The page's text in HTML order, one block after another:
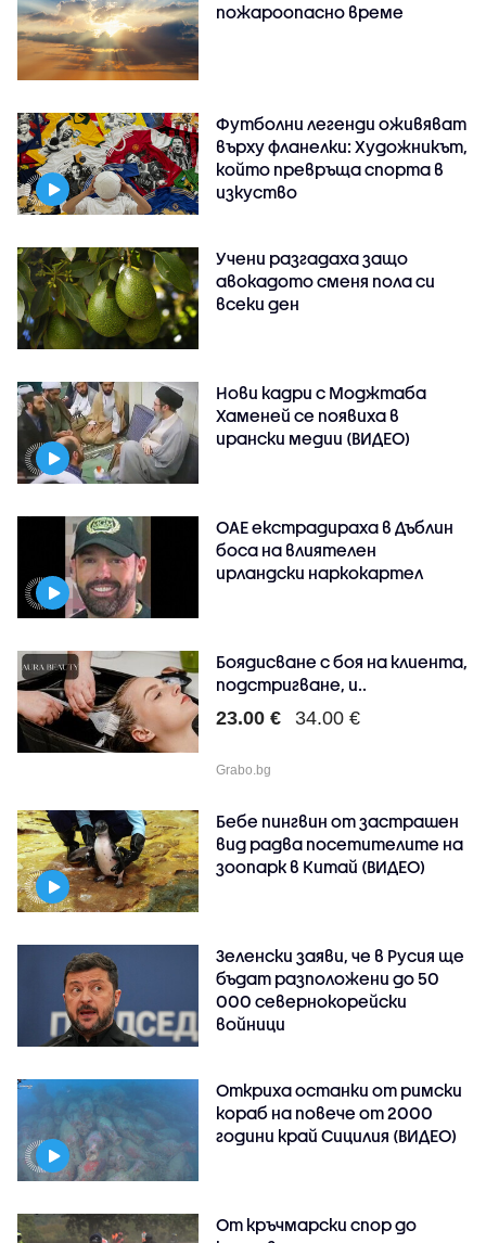
пожароопасно време
Футболни легенди оживяват
върху фланелки: Художникът,
който превръща спорта в
изкуство
Учени разгадаха защо
авокадото сменя пола си
всеки ден
Нови кадри с Моджтаба
Хаменей се появиха в
ирански медии (ВИДЕО)
ОАЕ екстрадираха в Дъблин
боса на влиятелен
ирландски наркокартел
Боядисване с боя на клиента,
подстригване, и..
23.00 € 34.00 €
Grabo.bg
Бебе пингвин от застрашен
вид радва посетителите на
зоопарк в Китай (ВИДЕО)
Зеленски заяви, че в Русия ще
бъдат разположени до 50
000 севернокорейски
войници
Откриха останки от римски
кораб на повече от 2000
години край Сицилия (ВИДЕО)
От кръчмарски спор до